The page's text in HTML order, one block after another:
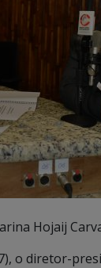
Hojaij
o diretor-